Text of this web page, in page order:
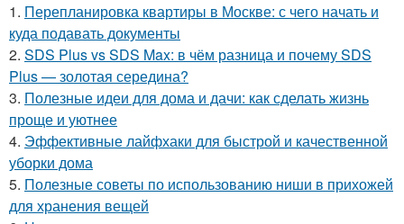
1. Перепланировка квартиры в Москве: с чего начать и
куда подавать документы
2. SDS Plus vs SDS Max: в чём разница и почему SDS
Plus — золотая середина?
3. Полезные идеи для дома и дачи: как сделать жизнь
проще и уютнее
4. Эффективные лайфхаки для быстрой и качественной
уборки дома
5. Полезные советы по использованию ниши в прихожей
для хранения вещей